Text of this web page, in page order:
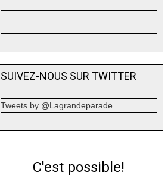
SUIVEZ-NOUS SUR TWITTER
Tweets by @Lagrandeparade
C'est possible!